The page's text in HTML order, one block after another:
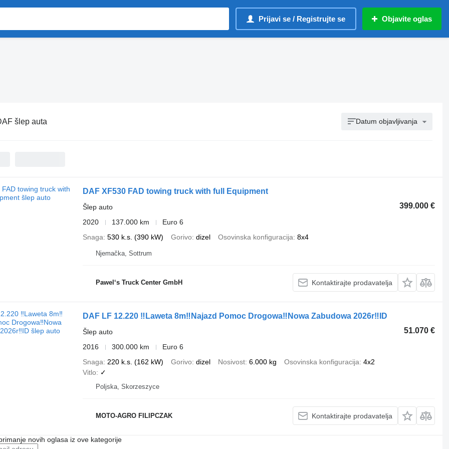
Prijavi se / Registrujte se Objavite oglas
šlep auta Datum objavljivanja
DAF XF530 FAD towing truck with full Equipment
399.000 €
Šlep auto
2020
137.000 km
Euro 6
Snaga 530 k.s. (390 kW) Gorivo dizel Osovinska konfiguracija 8x4
Njemačka, Sottrum
Pawel‘s Truck Center GmbH Kontaktirajte prodavatelja
DAF LF 12.220 ‼Laweta 8m‼Najazd Pomoc Drogowa‼Nowa Zabudowa 2026r‼ID
51.070 €
Šlep auto
2016
300.000 km
Euro 6
Snaga
220 k.s. (162 kW) Gorivo dizel Nosivost 6.000 kg Osovinska konfiguracija 4x2
Vitlo
✓
Poljska, Skorzeszyce
MOTO-AGRO FILIPCZAK Kontaktirajte prodavatelja
novih oglasa iz ove kategorije